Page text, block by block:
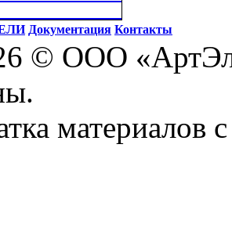
Документация Контакты
© ООО
материалов